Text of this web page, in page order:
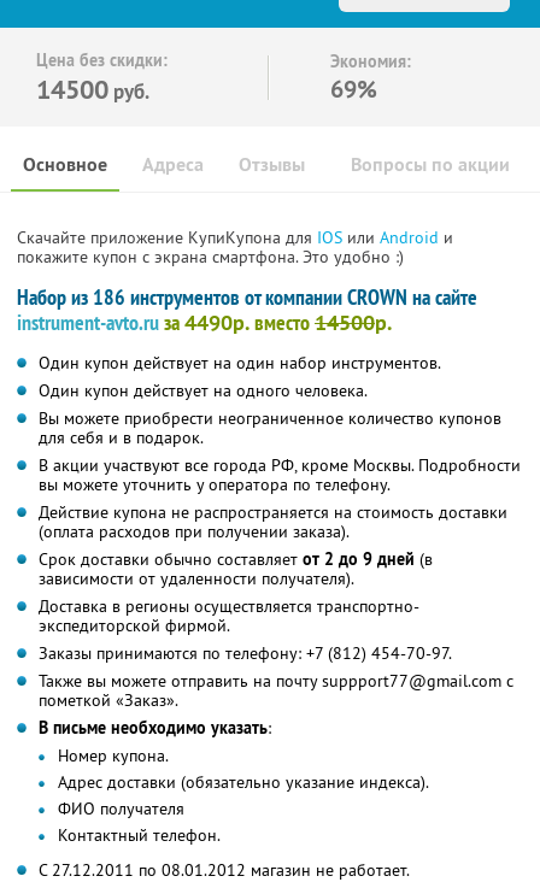
Цена без скидки:
14500 руб.
Экономия:
69%
Основное Отзывы Вопросы по акции
Адреса
Скачайте приложение КупиКупона для IOS или Android и
покажите купон с экрана смартфона. Это удобно :)
Набор из 186 инструментов от компании CROWN на сайте
instrument-avto.ruза4490р.вместо14500р.
Один купон действует на один набор инструментов.
Один купон действует на одного человека.
Вы можете приобрести неограниченное количество купонов
для себя и в подарок.
В акции участвуют все города РФ, кроме Москвы. Подробности
вы можете уточнить у оператора по телефону.
Действие купона не распространяется на стоимость доставки
(оплата расходов при получении заказа).
Срок доставки обычно составляет от 2 до 9 дней (в
зависимости от удаленности получателя).
Доставка в регионы осуществляется транспортно-
экспедиторской фирмой.
Заказы принимаются по телефону: +7 (812) 454-70-97.
Также вы можете отправить на почту suppport77@gmail.com с
пометкой «Заказ».
В письме необходимо указать:
Номер купона.
Адрес доставки (обязательно указание индекса).
ФИО получателя
Контактный телефон.
С 27.12.2011 по 08.01.2012 магазин не работает.